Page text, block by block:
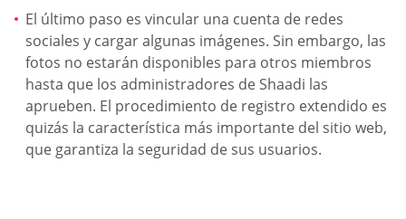
El último paso es vincular una cuenta de redes
sociales y cargar algunas imágenes. Sin embargo, las
fotos no estarán disponibles para otros miembros
hasta que los administradores de Shaadi las
aprueben. El procedimiento de registro extendido es
quizás la característica más importante del sitio web,
que garantiza la seguridad de sus usuarios.